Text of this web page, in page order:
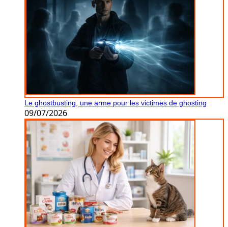
Le ghostbusting, une arme pour les victimes de ghosting
09/07/2026